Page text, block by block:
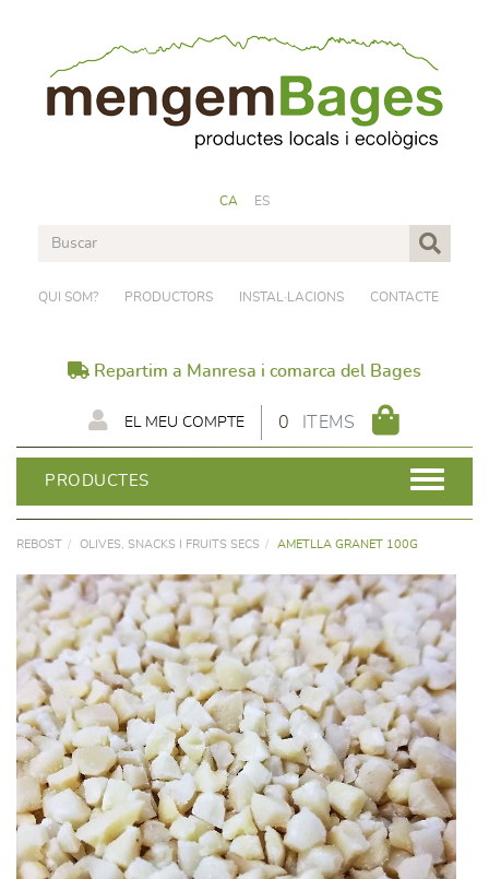
CA ES
QUI SOM? PRODUCTORS INSTAL·LACIONS CONTACTE
Repartim a Manresa i comarca del Bages
0 ITEMS
EL MEU COMPTE
PRODUCTES
REBOST OLIVES, SNACKS I FRUITS SECS AMETLLA GRANET 100G